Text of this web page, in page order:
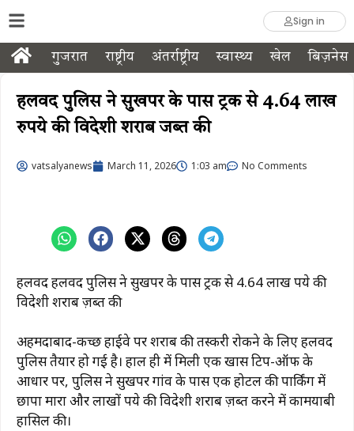
Sign in
गुजरात राष्ट्रीय अंतर्राष्ट्रीय स्वास्थ्य खेल बिज़नेस
हलवद पुलिस ने सुखपर के पास ट्रक से 4.64 लाख
रुपये की विदेशी शराब जब्त की
vatsalyanews March 11, 2026 1:03 am No Comments
हलवद हलवद पुलिस ने सुखपर के पास ट्रक से 4.64 लाख रुपये की
विदेशी शराब ज़ब्त की
अहमदाबाद-कच्छ हाईवे पर शराब की तस्करी रोकने के लिए हलवद
पुलिस तैयार हो गई है। हाल ही में मिली एक खास टिप-ऑफ के
आधार पर, पुलिस ने सुखपर गांव के पास एक होटल की पार्किंग में
छापा मारा और लाखों रुपये की विदेशी शराब ज़ब्त करने में कामयाबी
हासिल की।